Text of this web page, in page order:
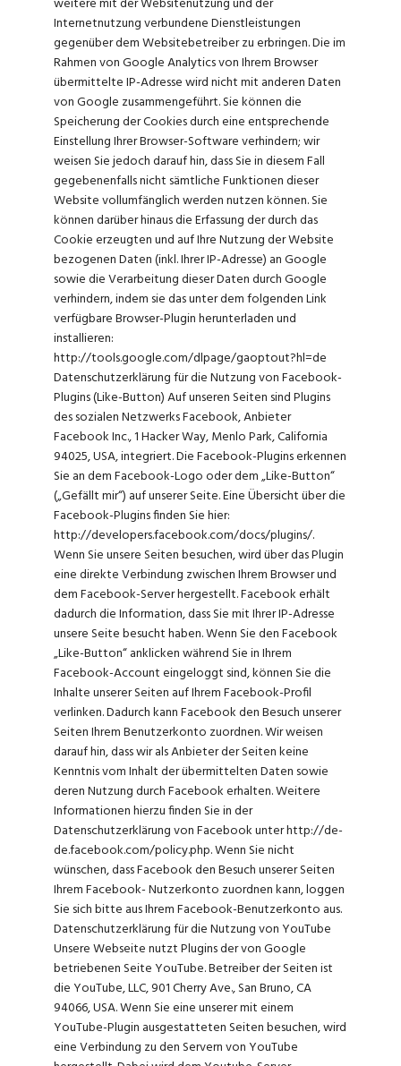
Internetnutzung verbundene Dienstleistungen
gegenüber dem Websitebetreiber zu erbringen. Die im
Rahmen von Google Analytics von Ihrem Browser
übermittelte IP-Adresse wird nicht mit anderen Daten
von Google zusammengeführt. Sie können die
Speicherung der Cookies durch eine entsprechende
Einstellung Ihrer Browser-Software verhindern; wir
weisen Sie jedoch darauf hin, dass Sie in diesem Fall
gegebenenfalls nicht sämtliche Funktionen dieser
Website vollumfänglich werden nutzen können. Sie
können darüber hinaus die Erfassung der durch das
Cookie erzeugten und auf Ihre Nutzung der Website
bezogenen Daten (inkl. Ihrer IP-Adresse) an Google
sowie die Verarbeitung dieser Daten durch Google
verhindern, indem sie das unter dem folgenden Link
verfügbare Browser-Plugin herunterladen und
installieren:
http://tools.google.com/dlpage/gaoptout?hl=de
Datenschutzerklärung für die Nutzung von Facebook-
Plugins (Like-Button) Auf unseren Seiten sind Plugins
des sozialen Netzwerks Facebook, Anbieter
Facebook Inc., 1 Hacker Way, Menlo Park, California
94025, USA, integriert. Die Facebook-Plugins erkennen
Sie an dem Facebook-Logo oder dem „Like-Button“
(„Gefällt mir“) auf unserer Seite. Eine Übersicht über die
Facebook-Plugins finden Sie hier:
http://developers.facebook.com/docs/plugins/.
Wenn Sie unsere Seiten besuchen, wird über das Plugin
eine direkte Verbindung zwischen Ihrem Browser und
dem Facebook-Server hergestellt. Facebook erhält
dadurch die Information, dass Sie mit Ihrer IP-Adresse
unsere Seite besucht haben. Wenn Sie den Facebook
„Like-Button“ anklicken während Sie in Ihrem
Facebook-Account eingeloggt sind, können Sie die
Inhalte unserer Seiten auf Ihrem Facebook-Profil
verlinken. Dadurch kann Facebook den Besuch unserer
Seiten Ihrem Benutzerkonto zuordnen. Wir weisen
darauf hin, dass wir als Anbieter der Seiten keine
Kenntnis vom Inhalt der übermittelten Daten sowie
deren Nutzung durch Facebook erhalten. Weitere
Informationen hierzu finden Sie in der
Datenschutzerklärung von Facebook unter http://de-
de.facebook.com/policy.php. Wenn Sie nicht
wünschen, dass Facebook den Besuch unserer Seiten
Ihrem Facebook- Nutzerkonto zuordnen kann, loggen
Sie sich bitte aus Ihrem Facebook-Benutzerkonto aus.
Datenschutzerklärung für die Nutzung von YouTube
Unsere Webseite nutzt Plugins der von Google
betriebenen Seite YouTube. Betreiber der Seiten ist
die YouTube, LLC, 901 Cherry Ave., San Bruno, CA
94066, USA. Wenn Sie eine unserer mit einem
YouTube-Plugin ausgestatteten Seiten besuchen, wird
eine Verbindung zu den Servern von YouTube